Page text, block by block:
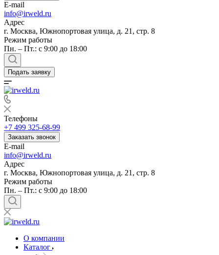
E-mail
info@irweld.ru
Адрес
г. Москва, Южнопортовая улица, д. 21, стр. 8
Режим работы
Пн. – Пт.: с 9:00 до 18:00
Подать заявку
Телефоны
+7 499 325-68-99
Заказать звонок
E-mail
info@irweld.ru
Адрес
г. Москва, Южнопортовая улица, д. 21, стр. 8
Режим работы
Пн. – Пт.: с 9:00 до 18:00
О компании
Каталог